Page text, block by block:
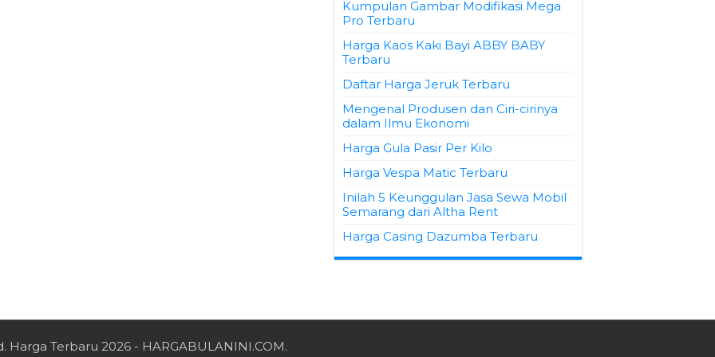
Kumpulan Gambar Modifikasi Mega
Pro Terbaru
Harga Kaos Kaki Bayi ABBY BABY
Terbaru
Daftar Harga Jeruk Terbaru
Mengenal Produsen dan Ciri-cirinya
dalam Ilmu Ekonomi
Harga Gula Pasir Per Kilo
Harga Vespa Matic Terbaru
Inilah 5 Keunggulan Jasa Sewa Mobil
Semarang dari Altha Rent
Harga Casing Dazumba Terbaru
Harga Terbaru 2026 - HARGABULANINI.COM.